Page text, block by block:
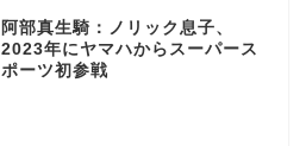
阿部真生騎：ノリック息子、
2023年にヤマハからスーパース
ポーツ初参戦